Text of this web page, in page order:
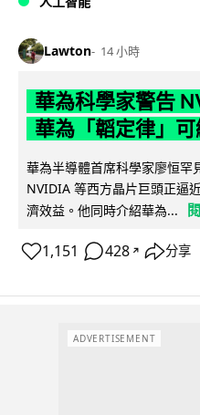
Lawton 14 小時
華為科學家警告
華為「韜定律」
華為半導體首席科學家廖恒罕
NVIDIA 等西方晶片巨頭正逼
濟效益。他同時介紹華為...
1,151 428 ↗ 分享
ADVERTISEMENT